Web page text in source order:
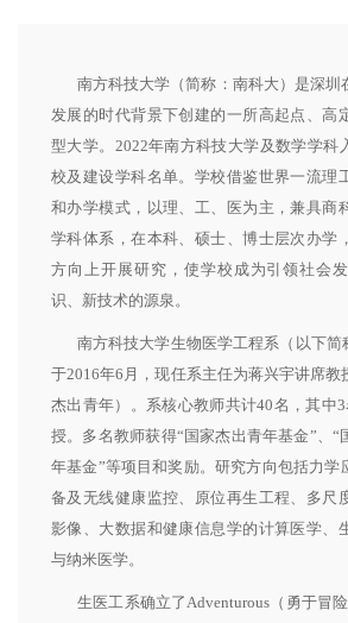
南方科技大学（简称：南科大）是深圳
发展的时代背景下创建的一所高起点、高
型大学。2022年南方科技大学及数学学科
校及建设学科名单。学校借鉴世界一流理
和办学模式，以理、工、医为主，兼具商
学科体系，在本科、硕士、博士层次办学
方向上开展研究，使学校成为引领社会
识、新技术的源泉。
南方科技大学生物医学工程系（以下简
于2016年6月，现任系主任为蒋兴宇讲席教
杰出青年）。系核心教师共计40名，其中
授。多名教师获得“国家杰出青年基金”、“
年基金”等项目和奖励。研究方向包括力学
备及无线健康监控、原位再生工程、多尺
影像、大数据和健康信息学的计算医学、
与纳米医学。
生医工系确立了Adventurous（勇于冒险